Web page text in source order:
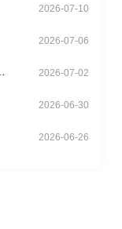
2026-07-10
2026-07-06
2026-07-02
2026-06-30
2026-06-26